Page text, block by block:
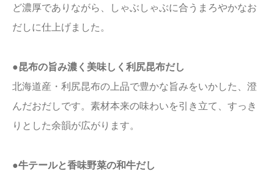
ど濃厚でありながら、しゃぶしゃぶに合うまろやかなお
だしに仕上げました。
●昆布の旨み濃く美味しく利尻昆布だし
北海道産・利尻昆布の上品で豊かな旨みをいかした、澄
んだおだしです。素材本来の味わいを引き立て、すっき
りとした余韻が広がります。
●牛テールと香味野菜の和牛だし